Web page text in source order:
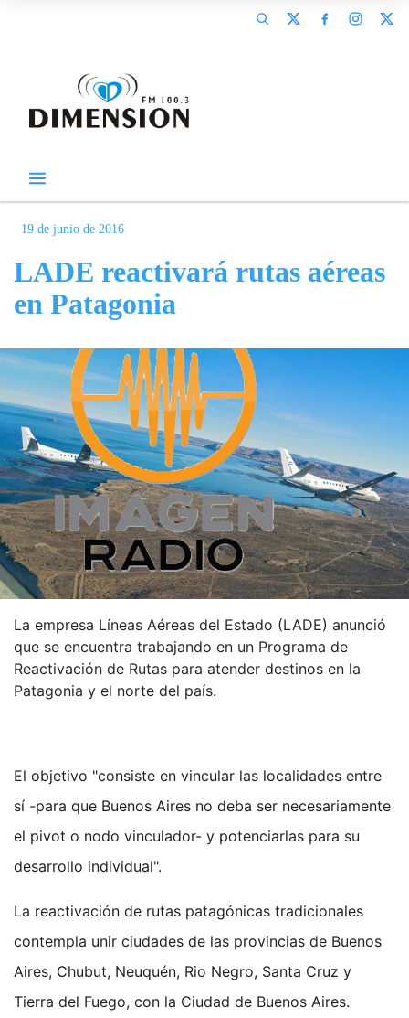
19 de junio de 2016
LADE reactivará rutas aéreas
en Patagonia
La empresa Líneas Aéreas del Estado (LADE) anunció
que se encuentra trabajando en un Programa de
Reactivación de Rutas para atender destinos en la
Patagonia y el norte del país.
El objetivo "consiste en vincular las localidades entre
sí -para que Buenos Aires no deba ser necesariamente
el pivot o nodo vinculador- y potenciarlas para su
desarrollo individual".
La reactivación de rutas patagónicas tradicionales
contempla unir ciudades de las provincias de Buenos
Aires, Chubut, Neuquén, Rio Negro, Santa Cruz y
Tierra del Fuego, con la Ciudad de Buenos Aires.